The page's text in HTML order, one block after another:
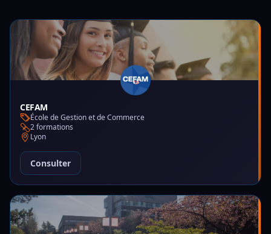
CEFAM
École de Gestion et de Commerce
2 formations
Lyon
Consulter